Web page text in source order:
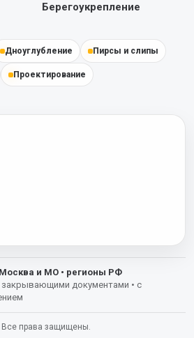
Берегоукрепление
Дноуглубление Пирсы и слипы
Проектирование
и МО • регионы РФ
закрывающими документами • с
Все права защищены.